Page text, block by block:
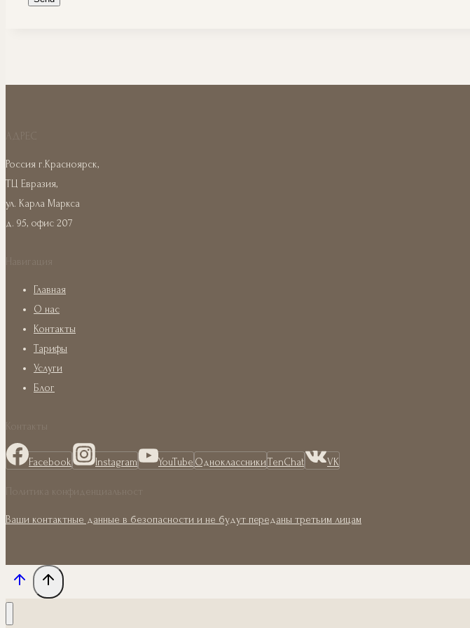
Россия г.Красноярск,
ТЦ Евразия,
ул. Карла Маркса
д. 95, офис 207
Навигация
Главная
О нас
Контакты
Тарифы
Услуги
Блог
Контакты
Facebook Instagram YouTube ОдноклассникиTenChat VK
Политика конфиденциальност
Ваши контактные данные в безопасности и не будут переданы третьим лицам